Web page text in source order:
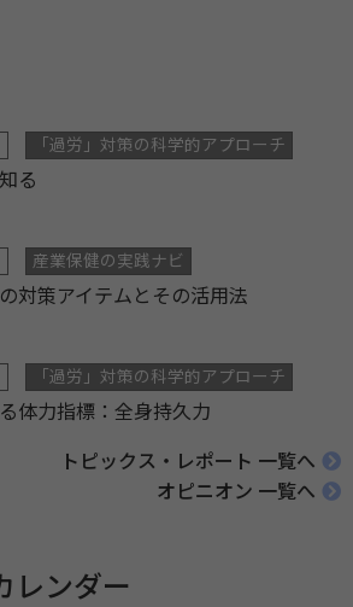
「過労」対策の科学的アプローチ
る
産業保健の実践ナビ
対策アイテムとその活用法
「過労」対策の科学的アプローチ
体力指標：全身持久力
トピックス・レポート 一覧へ
オピニオン 一覧へ
レンダー